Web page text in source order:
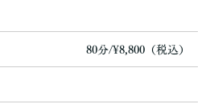
80分/¥8,800（税込）